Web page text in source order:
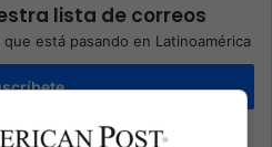
lista de correos
está pasando en Latinoamérica